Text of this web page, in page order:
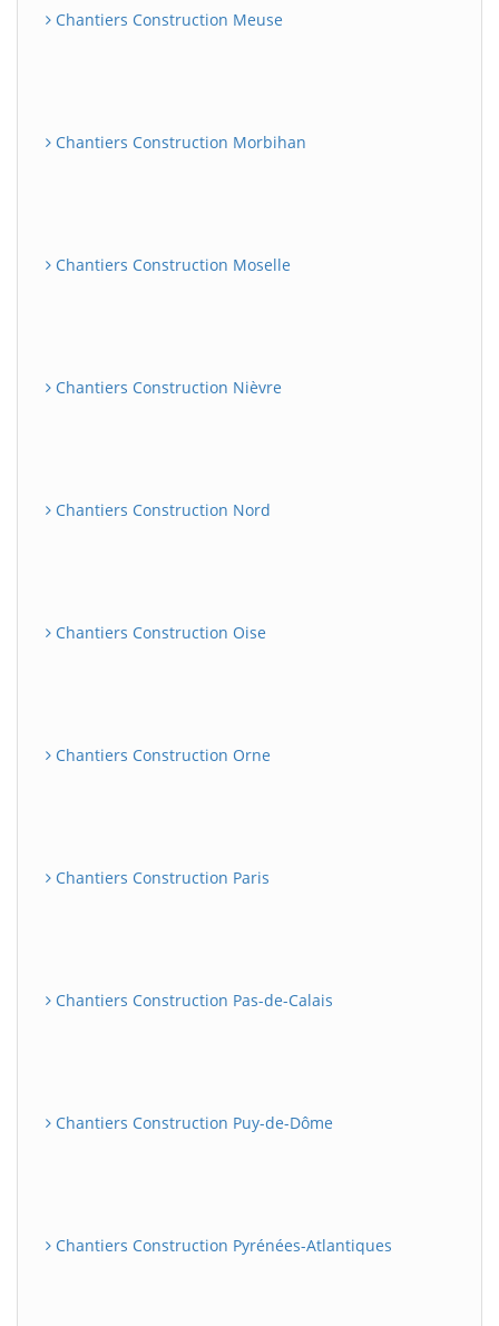
Chantiers Construction Meuse
Chantiers Construction Morbihan
Chantiers Construction Moselle
Chantiers Construction Nièvre
Chantiers Construction Nord
Chantiers Construction Oise
Chantiers Construction Orne
Chantiers Construction Paris
Chantiers Construction Pas-de-Calais
Chantiers Construction Puy-de-Dôme
Chantiers Construction Pyrénées-Atlantiques